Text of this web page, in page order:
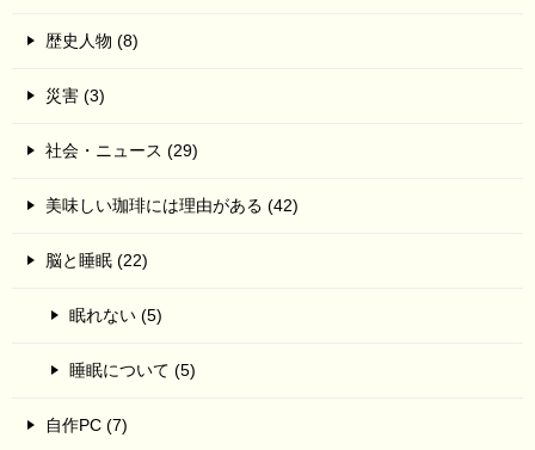
歴史人物 (8)
災害 (3)
社会・ニュース (29)
美味しい珈琲には理由がある (42)
脳と睡眠 (22)
眠れない (5)
睡眠について (5)
自作PC (7)